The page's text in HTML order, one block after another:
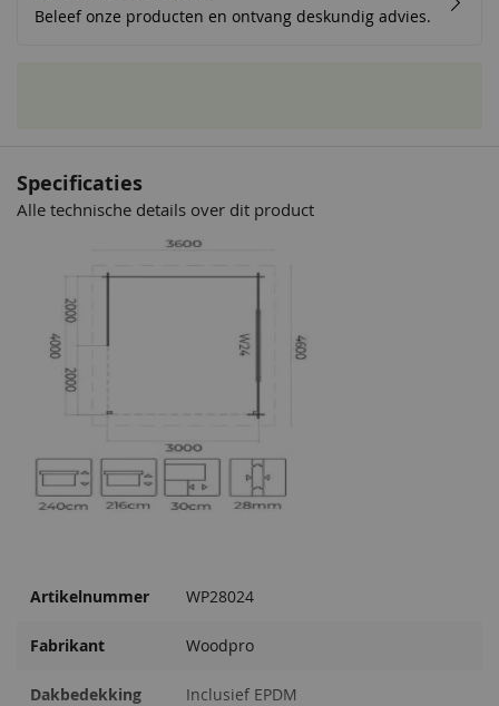
Beleef onze producten en ontvang deskundig advies.
Specificaties
Alle technische details over dit product
Artikelnummer WP28024
Fabrikant Woodpro
Dakbedekking Inclusief EPDM